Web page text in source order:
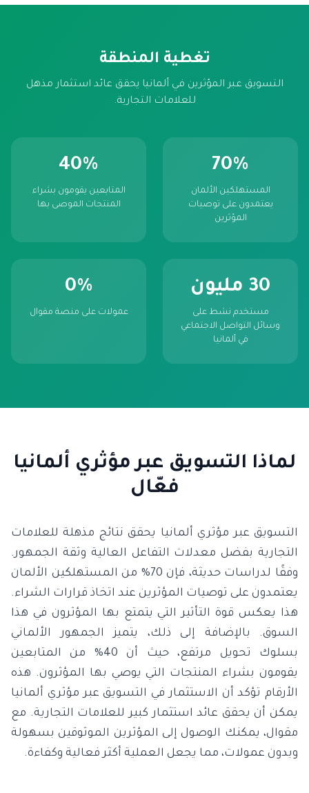
تغطية المنطقة
التسويق عبر المؤثرين في ألمانيا يحقق عائد استثمار مذهل
للعلامات التجارية.
70%
المستهلكين الألمان
يعتمدون على توصيات
المؤثرين
40%
المتابعين يقومون بشراء
المنتجات الموصى بها
30 مليون
مستخدم نشط على
وسائل التواصل الاجتماعي
في ألمانيا
0%
عمولات على منصة مقوال
لماذا التسويق عبر مؤثري ألمانيا
فعّال
التسويق عبر مؤثري ألمانيا يحقق نتائج مذهلة للعلامات
التجارية بفضل معدلات التفاعل العالية وثقة الجمهور.
وفقًا لدراسات حديثة، فإن 70% من المستهلكين الألمان
يعتمدون على توصيات المؤثرين عند اتخاذ قرارات الشراء.
هذا يعكس قوة التأثير التي يتمتع بها المؤثرون في هذا
السوق. بالإضافة إلى ذلك، يتميز الجمهور الألماني
بسلوك تحويل مرتفع، حيث أن 40% من المتابعين
يقومون بشراء المنتجات التي يوصي بها المؤثرون. هذه
الأرقام تؤكد أن الاستثمار في التسويق عبر مؤثري ألمانيا
يمكن أن يحقق عائد استثمار كبير للعلامات التجارية. مع
مقوال، يمكنك الوصول إلى المؤثرين الموثوقين بسهولة
وبدون عمولات، مما يجعل العملية أكثر فعالية وكفاءة.